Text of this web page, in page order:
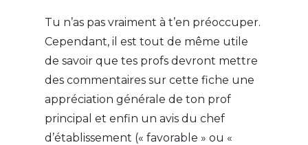
Tu n’as pas vraiment à t’en préoccuper.
Cependant, il est tout de même utile
de savoir que tes profs devront mettre
des commentaires sur cette fiche une
appréciation générale de ton prof
principal et enfin un avis du chef
d’établissement (« favorable » ou «